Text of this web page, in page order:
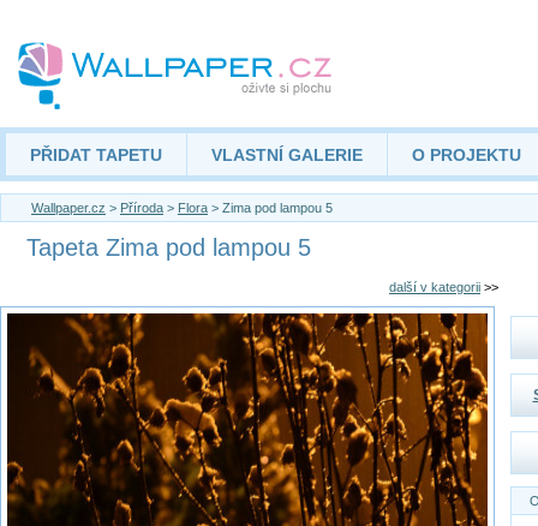
PŘIDAT TAPETU VLASTNÍ GALERIE O PROJEKTU
Wallpaper.cz > Příroda > Flora > Zima pod lampou 5
Tapeta Zima pod lampou 5
další v kategorii >>